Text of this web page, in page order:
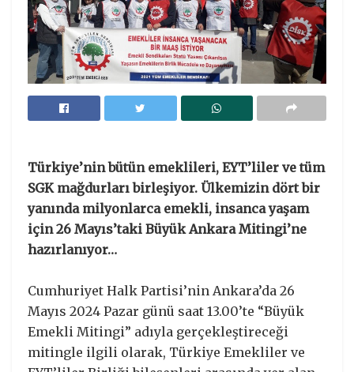
Türkiye’nin bütün emeklileri, EYT’liler ve tüm
SGK mağdurları birleşiyor. Ülkemizin dört bir
yanında milyonlarca emekli, insanca yaşam
için 26 Mayıs’taki Büyük Ankara Mitingi’ne
hazırlanıyor…
Cumhuriyet Halk Partisi’nin Ankara’da 26
Mayıs 2024 Pazar günü saat 13.00’te “Büyük
Emekli Mitingi” adıyla gerçekleştireceği
mitingle ilgili olarak, Türkiye Emekliler ve